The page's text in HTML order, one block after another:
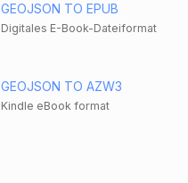
GEOJSON TO EPUB
Digitales E-Book-Dateiformat
GEOJSON TO AZW3
Kindle eBook format